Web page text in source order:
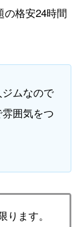
の格安24時間
ムなので
囲気をつ
ます。